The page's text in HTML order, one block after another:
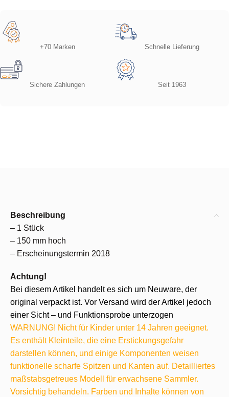
+70 Marken Schnelle Lieferung
Sichere Zahlungen Seit 1963
Beschreibung
– 1 Stück
– 150 mm hoch
– Erscheinungstermin 2018
Achtung!
Bei diesem Artikel handelt es sich um Neuware, der
original verpackt ist. Vor Versand wird der Artikel jedoch
einer Sicht – und Funktionsprobe unterzogen
WARNUNG! Nicht für Kinder unter 14 Jahren geeignet.
Es enthält Kleinteile, die eine Erstickungsgefahr
darstellen können, und einige Komponenten weisen
funktionelle scharfe Spitzen und Kanten auf. Detailliertes
maßstabsgetreues Modell für erwachsene Sammler.
Vorsichtig behandeln. Farben und Inhalte können von